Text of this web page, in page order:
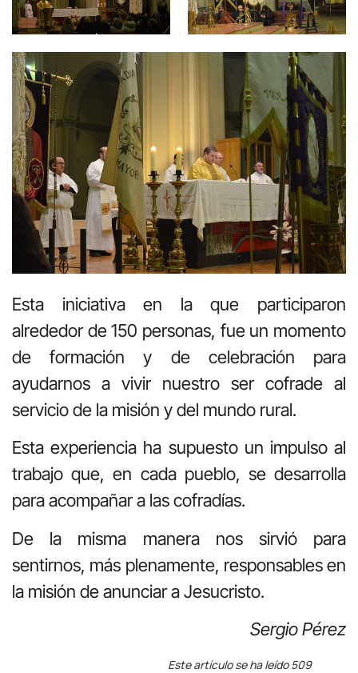
Esta iniciativa en la que participaron
alrededor de 150 personas, fue un momento
de formación y de celebración para
ayudarnos a vivir nuestro ser cofrade al
servicio de la misión y del mundo rural.
Esta experiencia ha supuesto un impulso al
trabajo que, en cada pueblo, se desarrolla
para acompañar a las cofradías.
De la misma manera nos sirvió para
sentirnos, más plenamente, responsables en
la misión de anunciar a Jesucristo.
Sergio Pérez
Este artículo se ha leído 509